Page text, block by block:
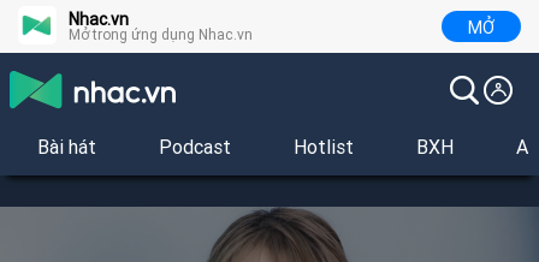
Nhac.vn
Mở trong ứng dụng Nhac.vn MỞ
Bài hát Podcast Hotlist BXH